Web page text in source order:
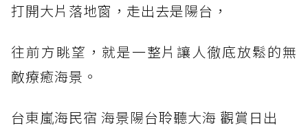
打開大片落地窗，走出去是陽台，
往前方眺望，就是一整片讓人徹底放鬆的無
敵療癒海景。
台東嵐海民宿 海景陽台聆聽大海 觀賞日出